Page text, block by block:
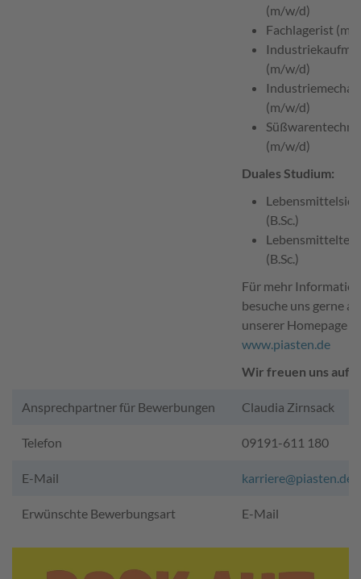
(m/w/d)
Fachlagerist (m/
(m/w/d)
(m/w/d)
(m/w/d)
Duales Studium:
(B.Sc.)
(B.Sc.)
Für mehr
besuche uns gerne
unserer Homepage
www.piasten.de
Wir freuen uns auf
Ansprechpartner für Bewerbungen Claudia Zirnsack
Telefon 09191-611 180
E-Mail karriere@piasten.de
Erwünschte Bewerbungsart E-Mail